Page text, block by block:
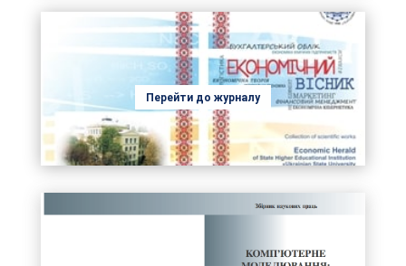
Перейти до журналу